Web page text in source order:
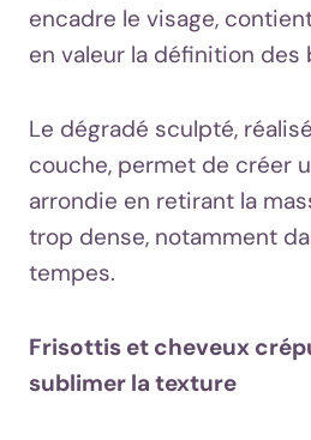
encadre le visage,
en valeur la définition des
Le dégradé sculpté,
couche, permet de créer
arrondie en retirant la
trop dense, notamment
tempes.
Frisottis et cheveux
sublimer la texture